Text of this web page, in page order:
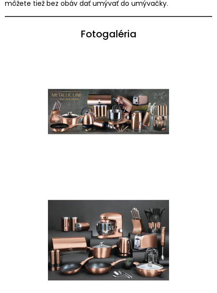
môžete tiež bez obáv dať umývať do umývačky.
Fotogaléria